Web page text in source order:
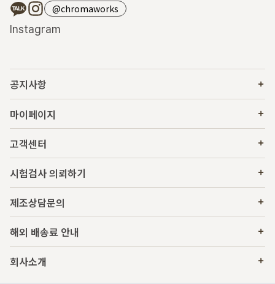
@chromaworks
Instagram
공지사항
마이페이지
고객센터
시험검사 의뢰하기
제조상담문의
해외 배송료 안내
회사소개